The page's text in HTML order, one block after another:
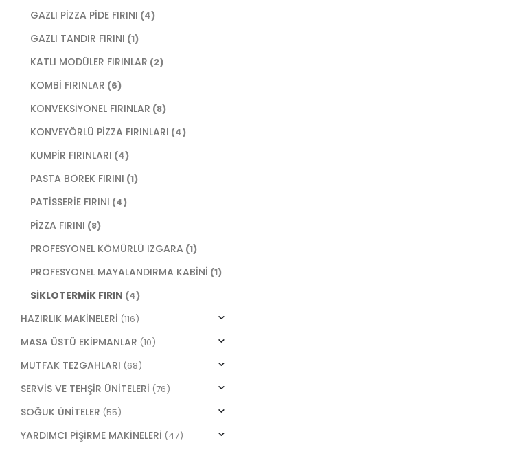
GAZLI PİZZA PİDE FIRINI (4)
GAZLI TANDIR FIRINI (1)
KATLI MODÜLER FIRINLAR (2)
KOMBİ FIRINLAR (6)
KONVEKSİYONEL FIRINLAR (8)
KONVEYÖRLÜ PİZZA FIRINLARI (4)
KUMPİR FIRINLARI (4)
PASTA BÖREK FIRINI (1)
PATİSSERİE FIRINI (4)
PİZZA FIRINI (8)
PROFESYONEL KÖMÜRLÜ IZGARA (1)
PROFESYONEL MAYALANDIRMA KABİNİ (1)
SİKLOTERMİK FIRIN (4)
HAZIRLIK MAKİNELERİ (116)
MASA ÜSTÜ EKİPMANLAR (10)
MUTFAK TEZGAHLARI (68)
SERVİS VE TEHŞİR ÜNİTELERİ (76)
SOĞUK ÜNİTELER (55)
YARDIMCI PİŞİRME MAKİNELERİ (47)